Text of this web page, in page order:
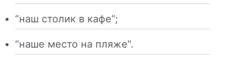
“наш столик в кафе”;
“наше место на пляже”.